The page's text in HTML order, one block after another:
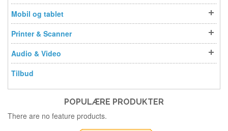
Mobil og tablet
Printer & Scanner
Audio & Video
Tilbud
POPULÆRE PRODUKTER
There are no feature products.